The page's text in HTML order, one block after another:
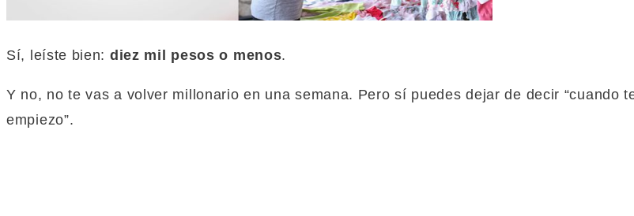
Sí, leíste bien: diez mil pesos o menos.
Y no, no te vas a volver millonario en una semana. Pero sí puedes dejar de decir “cuando
empiezo”.